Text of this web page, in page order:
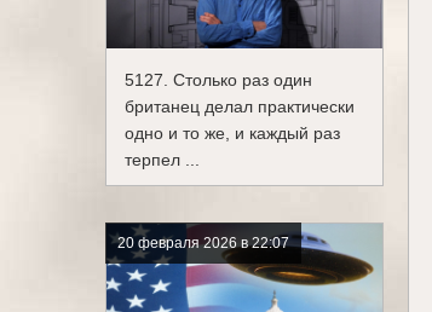
5127. Столько раз один
британец делал практически
одно и то же, и каждый раз
терпел ...
20 февраля 2026 в 22:07